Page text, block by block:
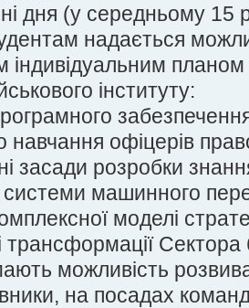
дня (у середньому 15
надається
індивідуальним планом
інституту:
навчання офіцерів
засади розробки
системи машинного
моделі
Сектора
можливість
на посадах